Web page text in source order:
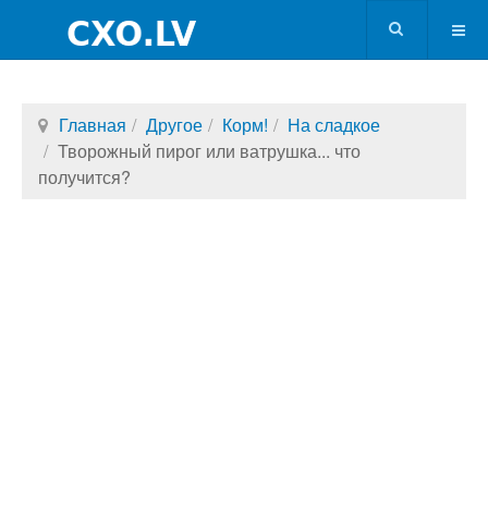
Главная Другое Корм!
На сладкое
Творожный пирог или ватрушка... что
получится?